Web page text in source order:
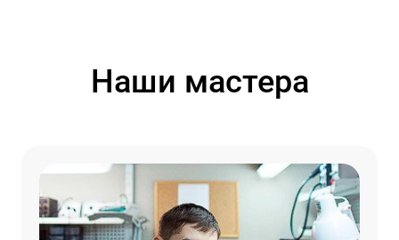
Наши мастера